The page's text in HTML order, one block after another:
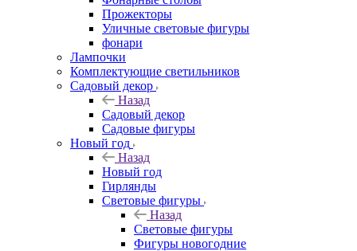
Прожекторы
Уличные световые фигуры
фонари
Лампочки
Комплектующие светильников
Садовый декор
Назад
Садовый декор
Садовые фигуры
Новый год
Назад
Новый год
Гирлянды
Световые фигуры
Назад
Световые фигуры
Фигуры новогодние